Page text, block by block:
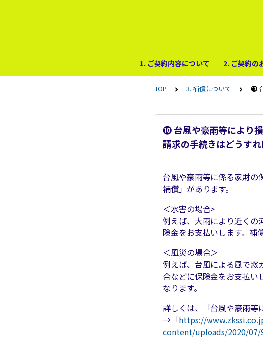
1. ご契約内容について 2. ご契約の
TOP 3. 補償について ❿
❿ 台風や豪雨等により
請求の手続きはどうす
台風や豪雨等に係る家財の
補償」があります。
＜水害の場合>
例えば、大雨により近くの
険金をお支払いします。補
＜風災の場合＞
例えば、台風による風で窓
合などに保険金をお支払い
なります。
詳しくは、「台風や豪雨等
→「https://
content/uploads/2020/07/